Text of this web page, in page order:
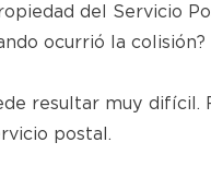
del Servicio
ocurrió la colisión?
resultar muy
postal.